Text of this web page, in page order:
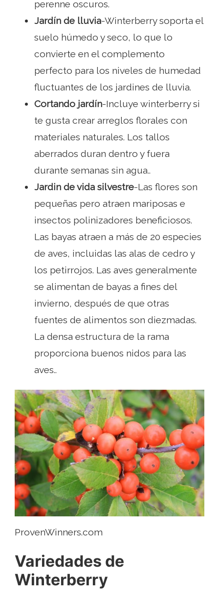
perenne oscuros.
Jardín de lluvia-Winterberry soporta el
suelo húmedo y seco, lo que lo
convierte en el complemento
perfecto para los niveles de humedad
fluctuantes de los jardines de lluvia.
Cortando jardín-Incluye winterberry si
te gusta crear arreglos florales con
materiales naturales. Los tallos
aberrados duran dentro y fuera
durante semanas sin agua..
Jardin de vida silvestre-Las flores son
pequeñas pero atraen mariposas e
insectos polinizadores beneficiosos.
Las bayas atraen a más de 20 especies
de aves, incluidas las alas de cedro y
los petirrojos. Las aves generalmente
se alimentan de bayas a fines del
invierno, después de que otras
fuentes de alimentos son diezmadas.
La densa estructura de la rama
proporciona buenos nidos para las
aves..
ProvenWinners.com
Variedades de
Winterberry